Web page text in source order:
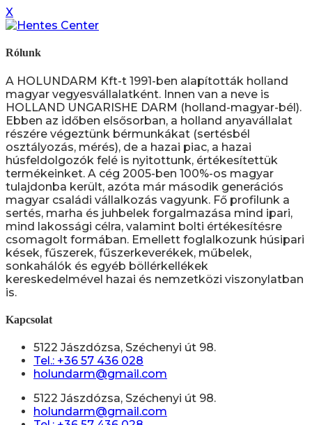
X
Rólunk
A HOLUNDARM Kft-t 1991-ben alapították holland
magyar vegyesvállalatként. Innen van a neve is
HOLLAND UNGARISHE DARM (holland-magyar-bél).
Ebben az időben elsősorban, a holland anyavállalat
részére végeztünk bérmunkákat (sertésbél
osztályozás, mérés), de a hazai piac, a hazai
húsfeldolgozók felé is nyitottunk, értékesítettük
termékeinket. A cég 2005-ben 100%-os magyar
tulajdonba került, azóta már második generációs
magyar családi vállalkozás vagyunk. Fő profilunk a
sertés, marha és juhbelek forgalmazása mind ipari,
mind lakossági célra, valamint bolti értékesítésre
csomagolt formában. Emellett foglalkozunk húsipari
kések, fűszerek, fűszerkeverékek, műbelek,
sonkahálók és egyéb böllérkellékek
kereskedelmével hazai és nemzetközi viszonylatban
is.
Kapcsolat
5122 Jászdózsa, Széchenyi út 98.
Tel.: +36 57 436 028
holundarm@gmail.com
5122 Jászdózsa, Széchenyi út 98.
holundarm@gmail.com